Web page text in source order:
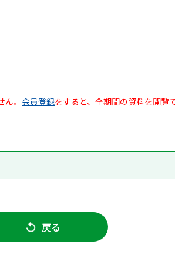
。 会員登録をすると、全期間の資料を閲覧
戻る